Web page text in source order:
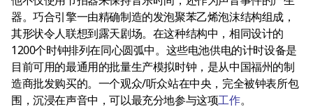
器。巧合引擎一由精确制造的发泡聚苯乙烯泡沫结构组成，
其形状令人联想到露天剧场。在这种结构中，相同设计的
1200个时钟排列在同心圆弧中。这些电池供电的计时设备是
目前可用的最通用的批量生产模拟时钟，是从中国福州的制
造商批发购买的。一个观众/听众站在中央，完全被钟表所包
围，沉浸在声音中，可以最充分地参与这项工作。